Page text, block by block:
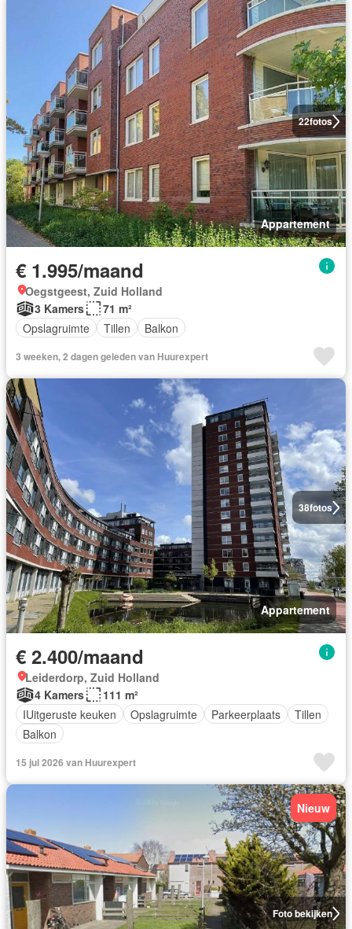
22fotos
Appartement
€ 1.995/maand
Oegstgeest, Zuid Holland
3 Kamers
71 m²
Opslagruimte
Tillen Balkon
3 weeken, 2 dagen geleden van Huurexpert
38fotos
Appartement
€ 2.400/maand
Leiderdorp, Zuid Holland
4 Kamers
111 m²
IUitgeruste keuken
Opslagruimte Parkeerplaats
Tillen
Balkon
15 jul 2026 van Huurexpert
Foto bekijken
Nieuw